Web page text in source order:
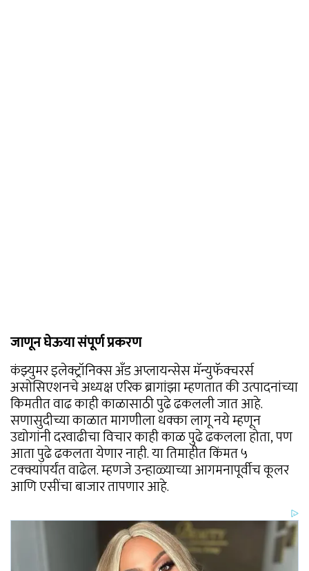
जाणून घेऊया संपूर्ण प्रकरण
कंझ्युमर इलेक्ट्रॉनिक्स अँड अप्लायन्सेस मॅन्युफॅक्चरर्स
असोसिएशनचे अध्यक्ष एरिक ब्रागांझा म्हणतात की उत्पादनांच्या
किमतीत वाढ काही काळासाठी पुढे ढकलली जात आहे.
सणासुदीच्या काळात मागणीला धक्का लागू नये म्हणून
उद्योगांनी दरवाढीचा विचार काही काळ पुढे ढकलला होता, पण
आता पुढे ढकलता येणार नाही. या तिमाहीत किंमत ५
टक्क्यांपर्यंत वाढेल. म्हणजे उन्हाळ्याच्या आगमनापूर्वीच कूलर
आणि एसींचा बाजार तापणार आहे.